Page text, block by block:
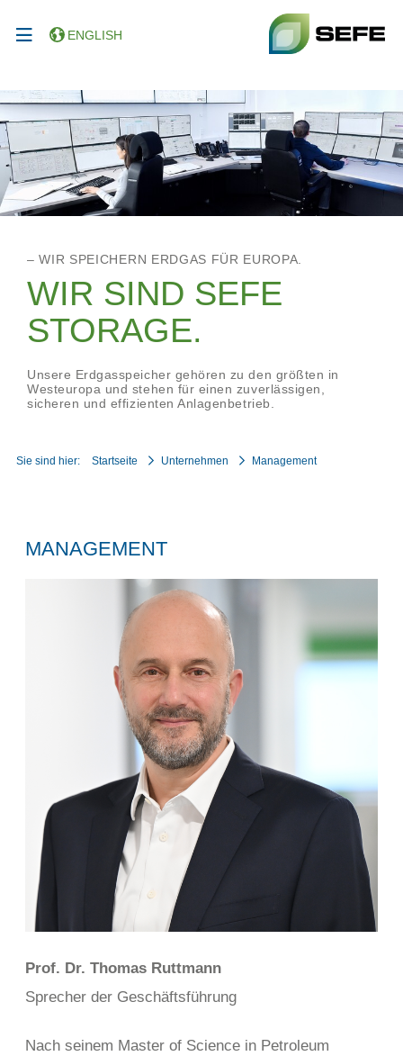
ENGLISH
– WIR SPEICHERN ERDGAS FÜR EUROPA.
WIR SIND SEFE
STORAGE.
Unsere Erdgasspeicher gehören zu den größten in
Westeuropa und stehen für einen zuverlässigen,
sicheren und effizienten Anlagenbetrieb.
Sie sind hier: Startseite Unternehmen Management
MANAGEMENT
Prof. Dr. Thomas Ruttmann
Sprecher der Geschäftsführung
Nach seinem Master of Science in Petroleum